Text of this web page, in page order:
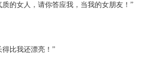
的女人，请你答应我，当我的女朋友！”
比我还漂亮！”